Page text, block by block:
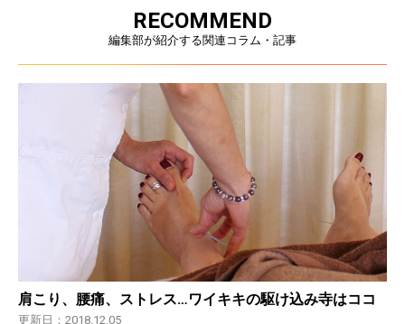
RECOMMEND
編集部が紹介する関連コラム・記事
肩こり、腰痛、ストレス…ワイキキの駆け込み寺はココ
更新日：2018.12.05